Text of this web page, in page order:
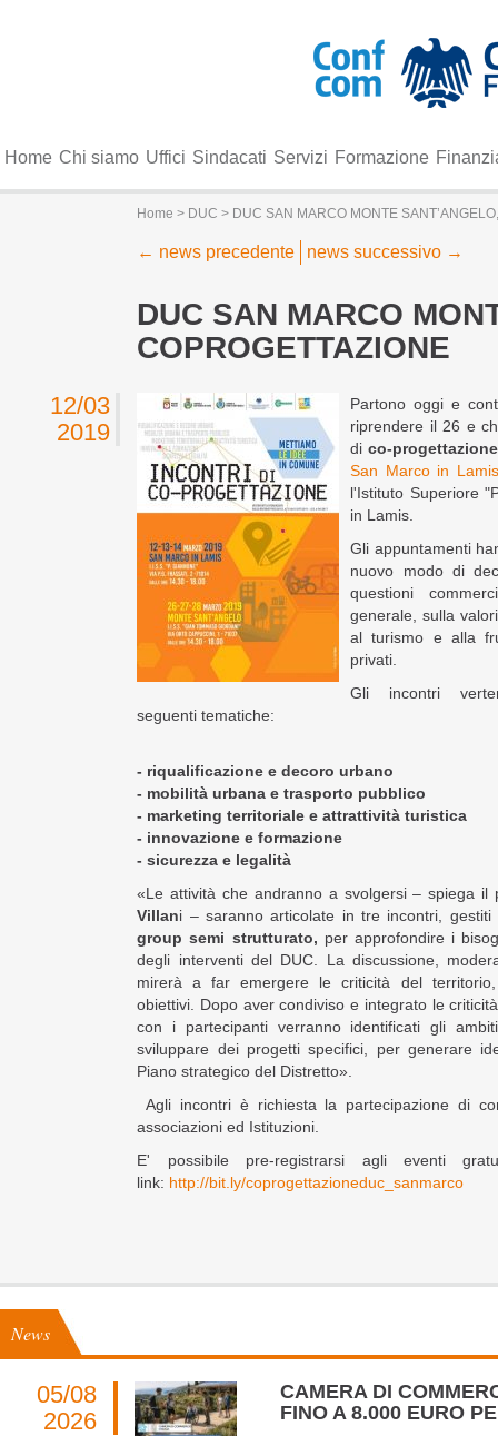
Home Chi siamo Uffici Sindacati Servizi Formazione
Home > DUC > DUC SAN MARCO MONTE
← news precedente news successivo →
DUC SAN MARCO
COPROGETTAZIONE
12/03
2019
Partono oggi e
riprendere il 26 e
di co-progettazione
San Marco in
l'Istituto Superiore
in Lamis.
Gli appuntamenti
nuovo modo di
questioni
generale, sulla
al turismo e alla
privati.
Gli incontri
seguenti tematiche:
- riqualificazione e decoro urbano
- mobilità urbana e trasporto pubblico
- marketing territoriale e attrattività turistica
- innovazione e formazione
- sicurezza e legalità
«Le attività che andranno a svolgersi – spiega il
Villani – saranno articolate in tre incontri,
group semi strutturato, per approfondire i
degli interventi del DUC. La discussione,
mirerà a far emergere le criticità del territorio,
obiettivi. Dopo aver condiviso e integrato le
con i partecipanti verranno identificati gli
sviluppare dei progetti specifici, per generare
Piano strategico del Distretto».
Agli incontri è richiesta la partecipazione di
associazioni ed Istituzioni.
E' possibile pre-registrarsi agli eventi
link: http://bit.ly/coprogettazioneduc_sanmarco
News
05/08
2026
CAMERA DI
FINO A 8.000 EURO